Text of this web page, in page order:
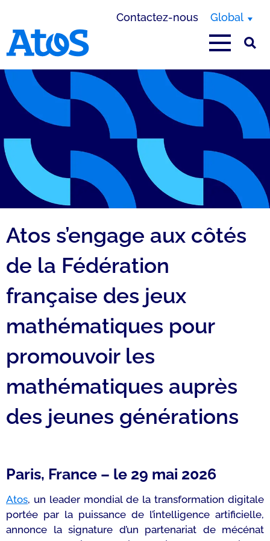
Contactez-nous Global
Atos s’engage aux côtés
de la Fédération
française des jeux
mathématiques pour
promouvoir les
mathématiques auprès
des jeunes générations
Paris, France – le 29 mai 2026
Atos, un leader mondial de la transformation digitale
portée par la puissance de l’intelligence artificielle,
annonce la signature d’un partenariat de mécénat